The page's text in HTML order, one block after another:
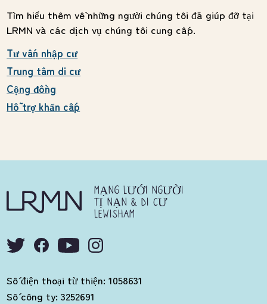
Tìm hiểu thêm về những người chúng tôi đã giúp đỡ tại
LRMN và các dịch vụ chúng tôi cung cấp.
Tư vấn nhập cư
Trung tâm di cư
Cộng đồng
Hỗ trợ khẩn cấp
MẠNG LƯỚI NGƯỜI
TỊ NẠN & DI CƯ
LEWISHAM
Số điện thoại từ thiện: 1058631
Số công ty: 3252691